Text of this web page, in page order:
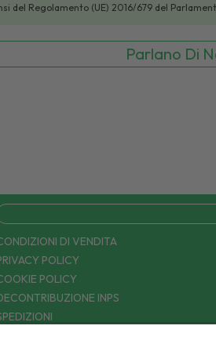
Regolamento (UE) 2016/679 del
Parlano Di
DI VENDITA
POLICY
POLICY
INPS